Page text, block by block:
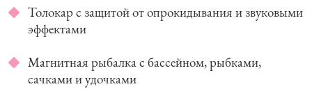
Толокар с защитой от опрокидывания и звуковыми
эффектами
Магнитная рыбалка с бассейном, рыбками,
сачками и удочками